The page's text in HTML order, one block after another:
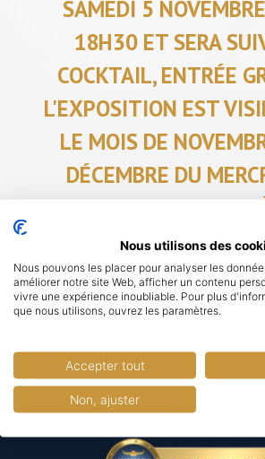
SAMEDI 5
18H30 ET SERA
COCKTAIL, ENTRÉE
L'EXPOSITION EST
LE MOIS DE
DÉCEMBRE DU
DIMANCHE DE 10H
RETOUR AUX
Nous utilisons des
Nous pouvons les placer pour analyser les
améliorer notre site Web, afficher un contenu
vivre une expérience inoubliable. Pour plus
que nous utilisons, ouvrez les paramètres.
Accepter tout
Non, ajuster